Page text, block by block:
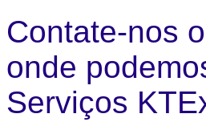
Contate-nos
onde
Serviços